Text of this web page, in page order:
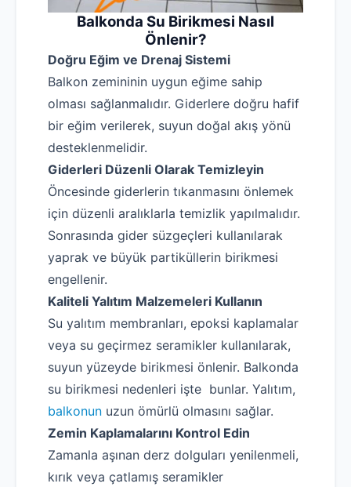
Robotla Tıkanıklık Açma
Su Kaçağı Tespiti
Profesyonel Petek Temizliği
Uzmana Sor
Hakkımızda
İletişim
Balkonda Su Birikmesi Nasıl
Önlenir?
Doğru Eğim ve Drenaj Sistemi
Balkon zemininin uygun eğime sahip
olması sağlanmalıdır. Giderlere doğru hafif
bir eğim verilerek, suyun doğal akış yönü
desteklenmelidir.
Giderleri Düzenli Olarak Temizleyin
Öncesinde giderlerin tıkanmasını önlemek
için düzenli aralıklarla temizlik yapılmalıdır.
Sonrasında gider süzgeçleri kullanılarak
yaprak ve büyük partiküllerin birikmesi
engellenir.
Kaliteli Yalıtım Malzemeleri Kullanın
Su yalıtım membranları, epoksi kaplamalar
veya su geçirmez seramikler kullanılarak,
suyun yüzeyde birikmesi önlenir. Balkonda
su birikmesi nedenleri işte bunlar. Yalıtım,
balkonun uzun ömürlü olmasını sağlar.
Zemin Kaplamalarını Kontrol Edin
Zamanla aşınan derz dolguları yenilenmeli,
kırık veya çatlamış seramikler